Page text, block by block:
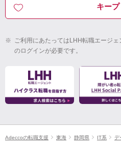
キープ
※ ご利用にあたってはLHH転職エージ
のログインが必要です。
Adeccoの転職支援 東海 静岡県 IT系 デ